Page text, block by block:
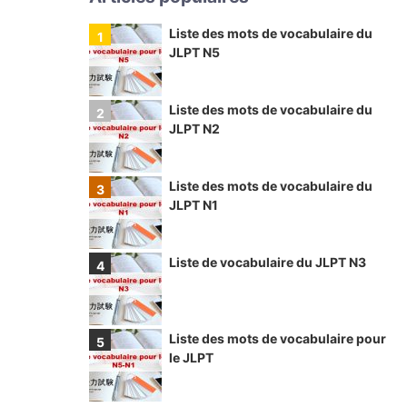
Liste des mots de vocabulaire du
JLPT N5
Liste des mots de vocabulaire du
JLPT N2
Liste des mots de vocabulaire du
JLPT N1
Liste de vocabulaire du JLPT N3
Liste des mots de vocabulaire pour
le JLPT